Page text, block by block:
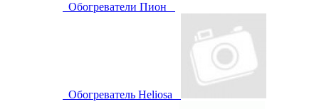
Обогреватели Пион
Обогреватель Heliosa